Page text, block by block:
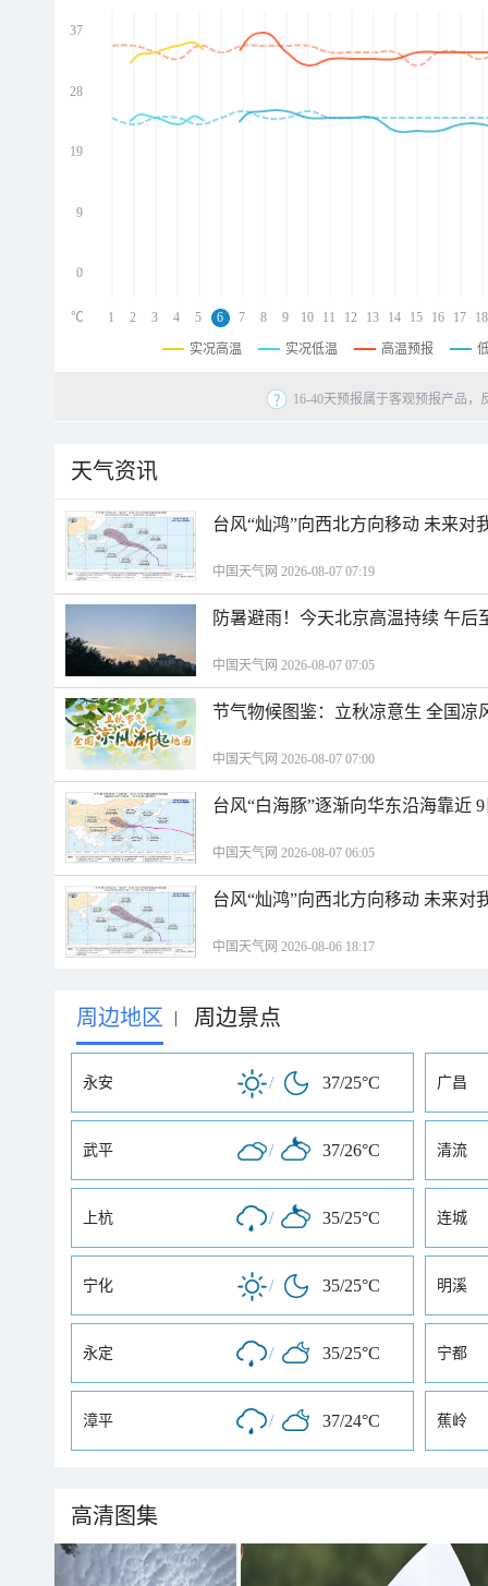
37
28
19
9
0
1 2 3 4 5 6 7 8 9 10 11 12 13 14 15 16 17 18
℃
实况高温 实况低温 高温预报
16-40天预报属于客观预报产品
天气资讯
台风“灿鸿”向西北方向移动 未来对
中国天气网 2026-08-07 07:19
防暑避雨！今天北京高温持续 午
中国天气网 2026-08-07 07:05
节气物候图鉴：立秋凉意生 全国凉
中国天气网 2026-08-07 07:00
台风“白海豚”逐渐向华东沿海靠近
中国天气网 2026-08-07 06:05
台风“灿鸿”向西北方向移动 未来对
中国天气网 2026-08-06 18:17
周边地区 | 周边景点
永安 / 37/25°C 广昌
武平 / 37/26°C 清流
上杭 / 35/25°C 连城
宁化 / 35/25°C 明溪
永定 / 35/25°C 宁都
漳平 / 37/24°C 蕉岭
高清图集